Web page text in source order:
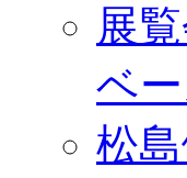
展
ベ
松